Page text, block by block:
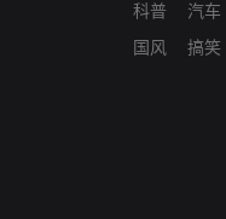
科普
国风
汽车
搞笑